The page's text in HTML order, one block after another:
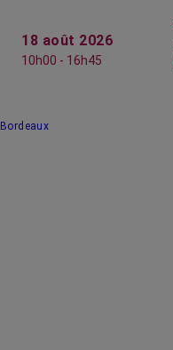
18 août 2026
10h00 - 16h45
Bordeaux